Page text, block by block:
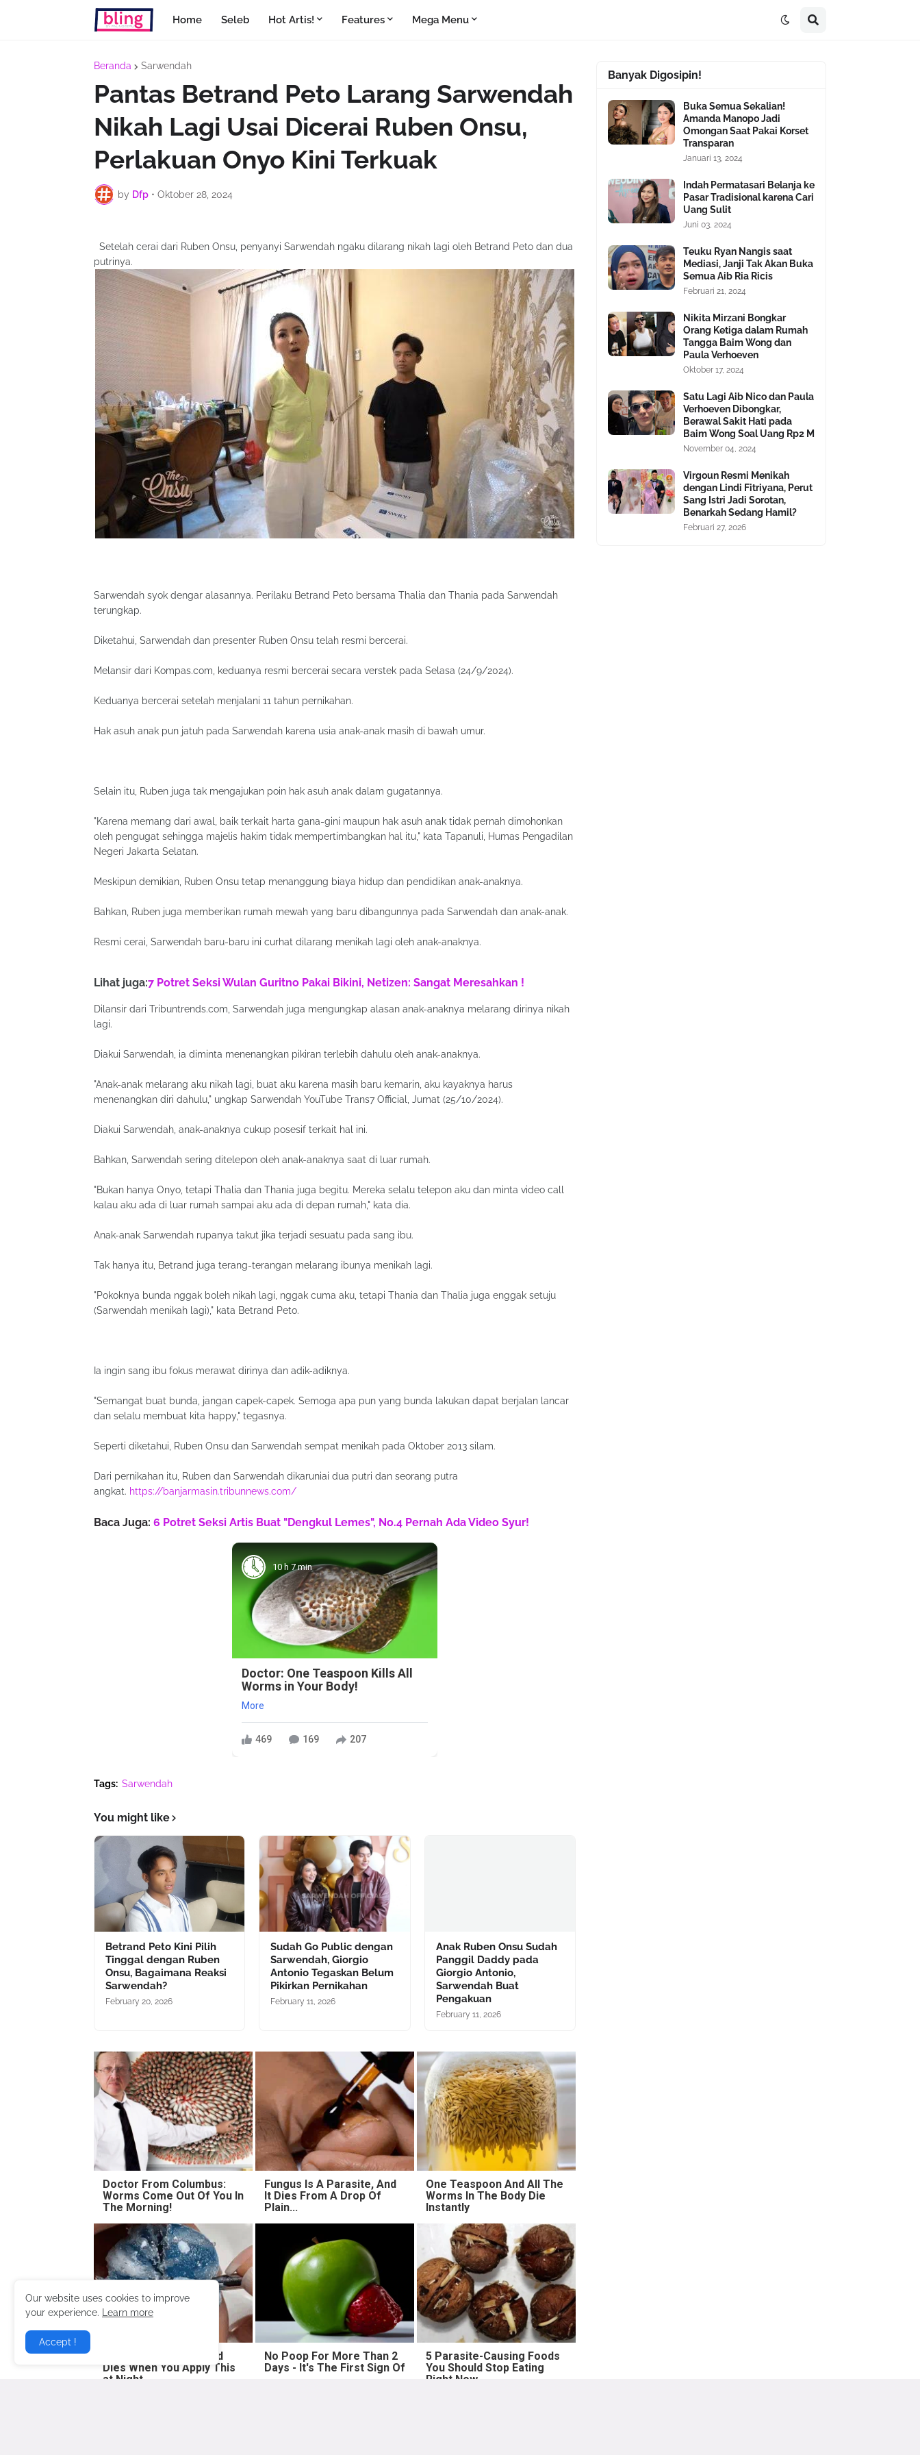
Home Seleb Hot Artis! Features Mega Menu
Beranda Sarwendah
Pantas Betrand Peto Larang Sarwendah
Nikah Lagi Usai Dicerai Ruben Onsu,
Perlakuan Onyo Kini Terkuak
by Dfp • Oktober 28, 2024
Setelah cerai dari Ruben Onsu, penyanyi Sarwendah ngaku dilarang nikah lagi oleh Betrand Peto dan dua
putrinya.
Sarwendah syok dengar alasannya. Perilaku Betrand Peto bersama Thalia dan Thania pada Sarwendah
terungkap.
Diketahui, Sarwendah dan presenter Ruben Onsu telah resmi bercerai.
Melansir dari Kompas.com, keduanya resmi bercerai secara verstek pada Selasa (24/9/2024).
Keduanya bercerai setelah menjalani 11 tahun pernikahan.
Hak asuh anak pun jatuh pada Sarwendah karena usia anak-anak masih di bawah umur.
Selain itu, Ruben juga tak mengajukan poin hak asuh anak dalam gugatannya.
"Karena memang dari awal, baik terkait harta gana-gini maupun hak asuh anak tidak pernah dimohonkan
oleh pengugat sehingga majelis hakim tidak mempertimbangkan hal itu," kata Tapanuli, Humas Pengadilan
Negeri Jakarta Selatan.
Meskipun demikian, Ruben Onsu tetap menanggung biaya hidup dan pendidikan anak-anaknya.
Bahkan, Ruben juga memberikan rumah mewah yang baru dibangunnya pada Sarwendah dan anak-anak.
Resmi cerai, Sarwendah baru-baru ini curhat dilarang menikah lagi oleh anak-anaknya.
Lihat juga:7 Potret Seksi Wulan Guritno Pakai Bikini, Netizen: Sangat Meresahkan !
Dilansir dari Tribuntrends.com, Sarwendah juga mengungkap alasan anak-anaknya melarang dirinya nikah
lagi.
Diakui Sarwendah, ia diminta menenangkan pikiran terlebih dahulu oleh anak-anaknya.
"Anak-anak melarang aku nikah lagi, buat aku karena masih baru kemarin, aku kayaknya harus
menenangkan diri dahulu," ungkap Sarwendah YouTube Trans7 Official, Jumat (25/10/2024).
Diakui Sarwendah, anak-anaknya cukup posesif terkait hal ini.
Bahkan, Sarwendah sering ditelepon oleh anak-anaknya saat di luar rumah.
"Bukan hanya Onyo, tetapi Thalia dan Thania juga begitu. Mereka selalu telepon aku dan minta video call
kalau aku ada di luar rumah sampai aku ada di depan rumah," kata dia.
Anak-anak Sarwendah rupanya takut jika terjadi sesuatu pada sang ibu.
Tak hanya itu, Betrand juga terang-terangan melarang ibunya menikah lagi.
"Pokoknya bunda nggak boleh nikah lagi, nggak cuma aku, tetapi Thania dan Thalia juga enggak setuju
(Sarwendah menikah lagi)," kata Betrand Peto.
Ia ingin sang ibu fokus merawat dirinya dan adik-adiknya.
"Semangat buat bunda, jangan capek-capek. Semoga apa pun yang bunda lakukan dapat berjalan lancar
dan selalu membuat kita happy," tegasnya.
Seperti diketahui, Ruben Onsu dan Sarwendah sempat menikah pada Oktober 2013 silam.
Dari pernikahan itu, Ruben dan Sarwendah dikaruniai dua putri dan seorang putra
angkat. https://banjarmasin.tribunnews.com/
Baca Juga: 6 Potret Seksi Artis Buat "Dengkul Lemes", No.4 Pernah Ada Video Syur!
10 h 7 min
Doctor: One Teaspoon Kills All
Worms in Your Body!
More
469 169 207
Tags: Sarwendah
You might like
Betrand Peto Kini Pilih
Tinggal dengan Ruben
Onsu, Bagaimana Reaksi
Sarwendah?
February 20, 2026
Sudah Go Public dengan
Sarwendah, Giorgio
Antonio Tegaskan Belum
Pikirkan Pernikahan
February 11, 2026
Anak Ruben Onsu Sudah
Panggil Daddy pada
Giorgio Antonio,
Sarwendah Buat
Pengakuan
February 11, 2026
Doctor From Columbus:
Worms Come Out Of You In
The Morning!
Fungus Is A Parasite, And
It Dies From A Drop Of
Plain...
One Teaspoon And All The
Worms In The Body Die
Instantly
Fungus Suffocates and
Dies When You Apply This
at Night
No Poop For More Than 2
Days - It's The First Sign Of
5 Parasite-Causing Foods
You Should Stop Eating
Right Now
Banyak Digosipin!
Buka Semua Sekalian!
Amanda Manopo Jadi
Omongan Saat Pakai Korset
Transparan
Januari 13, 2024
Indah Permatasari Belanja ke
Pasar Tradisional karena Cari
Uang Sulit
Juni 03, 2024
Teuku Ryan Nangis saat
Mediasi, Janji Tak Akan Buka
Semua Aib Ria Ricis
Februari 21, 2024
Nikita Mirzani Bongkar
Orang Ketiga dalam Rumah
Tangga Baim Wong dan
Paula Verhoeven
Oktober 17, 2024
Satu Lagi Aib Nico dan Paula
Verhoeven Dibongkar,
Berawal Sakit Hati pada
Baim Wong Soal Uang Rp2 M
November 04, 2024
Virgoun Resmi Menikah
dengan Lindi Fitriyana, Perut
Sang Istri Jadi Sorotan,
Benarkah Sedang Hamil?
Februari 27, 2026
Our website uses cookies to improve
your experience.
Learn more
Accept !